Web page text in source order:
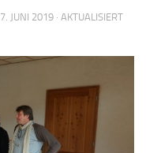
7. JUNI 2019 · AKTUALISIERT